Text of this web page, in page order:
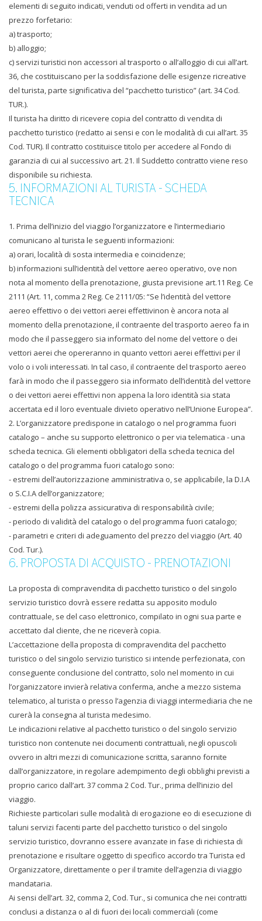
elementi di seguito indicati, venduti od offerti in vendita ad un
prezzo forfetario:
a) trasporto;
b) alloggio;
c) servizi turistici non accessori al trasporto o all’alloggio di cui all’art.
36, che costituiscano per la soddisfazione delle esigenze ricreative
del turista, parte significativa del “pacchetto turistico” (art. 34 Cod.
TUR.).
Il turista ha diritto di ricevere copia del contratto di vendita di
pacchetto turistico (redatto ai sensi e con le modalità di cui all’art. 35
Cod. TUR). Il contratto costituisce titolo per accedere al Fondo di
garanzia di cui al successivo art. 21. Il Suddetto contratto viene reso
disponibile su richiesta.
5. INFORMAZIONI AL TURISTA - SCHEDA
TECNICA
1. Prima dell’inizio del viaggio l’organizzatore e l’intermediario
comunicano al turista le seguenti informazioni:
a) orari, località di sosta intermedia e coincidenze;
b) informazioni sull’identità del vettore aereo operativo, ove non
nota al momento della prenotazione, giusta previsione art.11 Reg. Ce
2111 (Art. 11, comma 2 Reg. Ce 2111/05: “Se l’identità del vettore
aereo effettivo o dei vettori aerei effettivinon è ancora nota al
momento della prenotazione, il contraente del trasporto aereo fa in
modo che il passeggero sia informato del nome del vettore o dei
vettori aerei che opereranno in quanto vettori aerei effettivi per il
volo o i voli interessati. In tal caso, il contraente del trasporto aereo
farà in modo che il passeggero sia informato dell’identità del vettore
o dei vettori aerei effettivi non appena la loro identità sia stata
accertata ed il loro eventuale divieto operativo nell’Unione Europea”.
2. L’organizzatore predispone in catalogo o nel programma fuori
catalogo – anche su supporto elettronico o per via telematica - una
scheda tecnica. Gli elementi obbligatori della scheda tecnica del
catalogo o del programma fuori catalogo sono:
- estremi dell’autorizzazione amministrativa o, se applicabile, la D.I.A
o S.C.I.A dell’organizzatore;
- estremi della polizza assicurativa di responsabilità civile;
- periodo di validità del catalogo o del programma fuori catalogo;
- parametri e criteri di adeguamento del prezzo del viaggio (Art. 40
Cod. Tur.).
6. PROPOSTA DI ACQUISTO - PRENOTAZIONI
La proposta di compravendita di pacchetto turistico o del singolo
servizio turistico dovrà essere redatta su apposito modulo
contrattuale, se del caso elettronico, compilato in ogni sua parte e
accettato dal cliente, che ne riceverà copia.
L’accettazione della proposta di compravendita del pacchetto
turistico o del singolo servizio turistico si intende perfezionata, con
conseguente conclusione del contratto, solo nel momento in cui
l’organizzatore invierà relativa conferma, anche a mezzo sistema
telematico, al turista o presso l’agenzia di viaggi intermediaria che ne
curerà la consegna al turista medesimo.
Le indicazioni relative al pacchetto turistico o del singolo servizio
turistico non contenute nei documenti contrattuali, negli opuscoli
ovvero in altri mezzi di comunicazione scritta, saranno fornite
dall’organizzatore, in regolare adempimento degli obblighi previsti a
proprio carico dall’art. 37 comma 2 Cod. Tur., prima dell’inizio del
viaggio.
Richieste particolari sulle modalità di erogazione eo di esecuzione di
taluni servizi facenti parte del pacchetto turistico o del singolo
servizio turistico, dovranno essere avanzate in fase di richiesta di
prenotazione e risultare oggetto di specifico accordo tra Turista ed
Organizzatore, direttamente o per il tramite dell’agenzia di viaggio
mandataria.
Ai sensi dell’art. 32, comma 2, Cod. Tur., si comunica che nei contratti
conclusi a distanza o al di fuori dei locali commerciali (come